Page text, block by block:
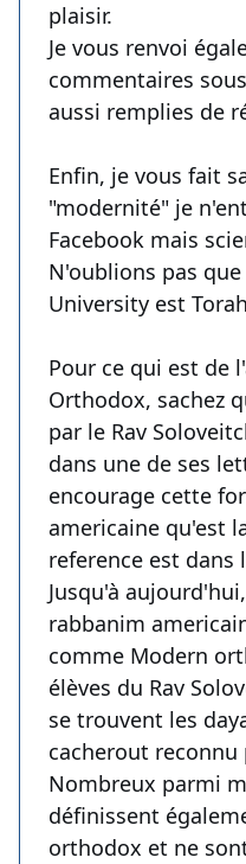
plaisir.
Je vous renvoi
commentaires
aussi remplies de
Enfin, je vous fait
"modernité" je
Facebook mais
N'oublions pas que
University est
Pour ce qui est de
Orthodox, sachez
par le Rav
dans une de ses
encourage cette
americaine qu'est
reference est dans
Jusqu'à
rabbanim
comme Modern
élèves du Rav
se trouvent les
cacherout
Nombreux parmi
définissent
orthodox et ne